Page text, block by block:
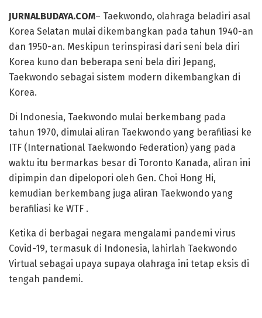
JURNALBUDAYA.COM– Taekwondo, olahraga beladiri asal
Korea Selatan mulai dikembangkan pada tahun 1940-an
dan 1950-an. Meskipun terinspirasi dari seni bela diri
Korea kuno dan beberapa seni bela diri Jepang,
Taekwondo sebagai sistem modern dikembangkan di
Korea.
Di Indonesia, Taekwondo mulai berkembang pada
tahun 1970, dimulai aliran Taekwondo yang berafiliasi ke
ITF (International Taekwondo Federation) yang pada
waktu itu bermarkas besar di Toronto Kanada, aliran ini
dipimpin dan dipelopori oleh Gen. Choi Hong Hi,
kemudian berkembang juga aliran Taekwondo yang
berafiliasi ke WTF .
Ketika di berbagai negara mengalami pandemi virus
Covid-19, termasuk di Indonesia, lahirlah Taekwondo
Virtual sebagai upaya supaya olahraga ini tetap eksis di
tengah pandemi.